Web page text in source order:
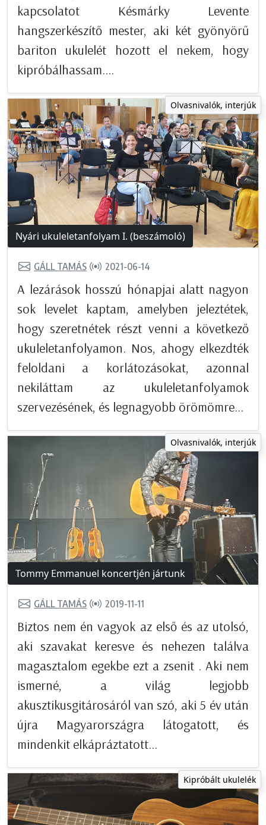
kapcsolatot Késmárky Levente
hangszerkészítő mester, aki két gyönyörű
bariton ukulelét hozott el nekem, hogy
kipróbálhassam....
Olvasnivalók, interjúk
Nyári ukuleletanfolyam I. (beszámoló)
GÁLL TAMÁS 2021-06-14
A lezárások hosszú hónapjai alatt nagyon
sok levelet kaptam, amelyben jeleztétek,
hogy szeretnétek részt venni a következő
ukuleletanfolyamon. Nos, ahogy elkezdték
feloldani a korlátozásokat, azonnal
nekiláttam az ukuleletanfolyamok
szervezésének, és legnagyobb örömömre...
Olvasnivalók, interjúk
Tommy Emmanuel koncertjén jártunk
GÁLL TAMÁS 2019-11-11
Biztos nem én vagyok az első és az utolsó,
aki szavakat keresve és nehezen találva
magasztalom egekbe ezt a zsenit . Aki nem
ismerné, a világ legjobb
akusztikusgitárosáról van szó, aki 5 év után
újra Magyarországra látogatott, és
mindenkit elkápráztatott...
Kipróbált ukulelék